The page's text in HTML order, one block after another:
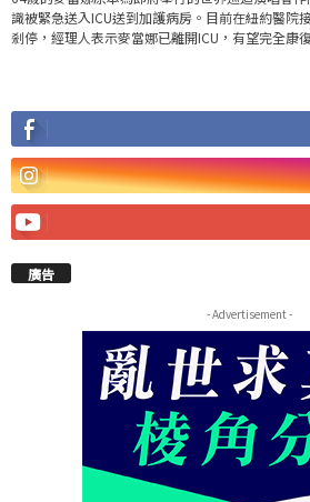
識被緊急送入ICU送到加護病房。目前在紐約醫院
剎停，經理人表示麥當娜已離開ICU，有望完全康
廣告
- Advertisement -